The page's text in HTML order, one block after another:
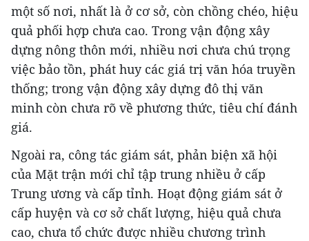
một số nơi, nhất là ở cơ sở, còn chồng chéo, hiệu
quả phối hợp chưa cao. Trong vận động xây
dựng nông thôn mới, nhiều nơi chưa chú trọng
việc bảo tồn, phát huy các giá trị văn hóa truyền
thống; trong vận động xây dựng đô thị văn
minh còn chưa rõ về phương thức, tiêu chí đánh
giá.
Ngoài ra, công tác giám sát, phản biện xã hội
của Mặt trận mới chỉ tập trung nhiều ở cấp
Trung ương và cấp tỉnh. Hoạt động giám sát ở
cấp huyện và cơ sở chất lượng, hiệu quả chưa
cao, chưa tổ chức được nhiều chương trình